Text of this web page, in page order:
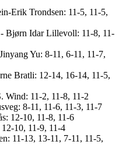
Erik Trondsen: 11-5, 11-5,
Bjørn Idar Lillevoll: 11-8, 11-
Yu: 8-11, 6-11, 11-7,
Bratli: 12-14, 16-14, 11-5,
Wind: 11-2, 11-8, 11-2
8-11, 11-6, 11-3, 11-7
12-10, 11-8, 11-6
10, 11-9, 11-4
11-13, 13-11, 7-11, 11-5,